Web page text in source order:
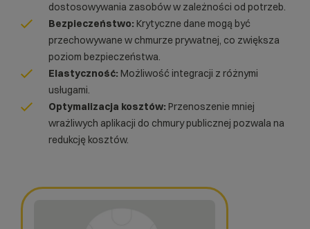
dostosowywania zasobów w zależności od potrzeb.
Bezpieczeństwo: Krytyczne dane mogą być
przechowywane w chmurze prywatnej, co zwiększa
poziom bezpieczeństwa.
Elastyczność: Możliwość integracji z różnymi
usługami.
Optymalizacja kosztów: Przenoszenie mniej
wrażliwych aplikacji do chmury publicznej pozwala na
redukcję kosztów.